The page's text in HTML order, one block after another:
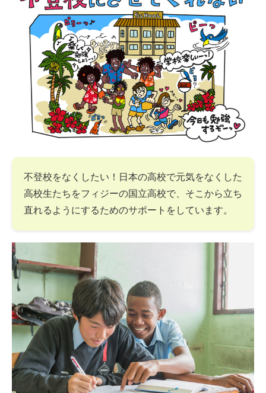
不登校をなくしたい！日本の高校で元気をなくした
高校生たちをフィジーの国立高校で、そこから立ち
直れるようにするためのサポートをしています。